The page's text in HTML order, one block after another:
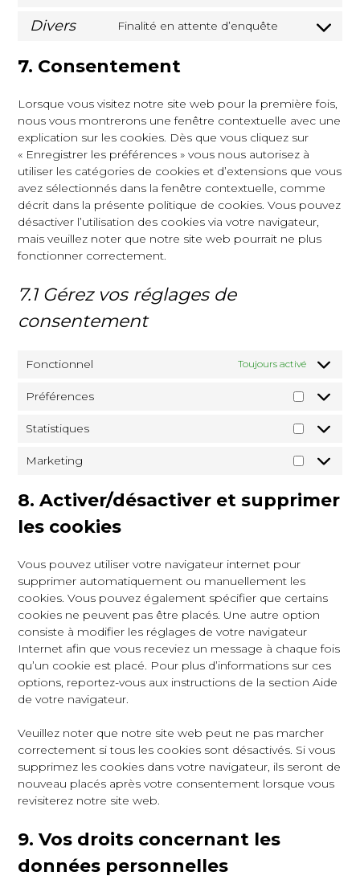
Divers
Finalité en attente d’enquête
7. Consentement
Lorsque vous visitez notre site web pour la première fois,
nous vous montrerons une fenêtre contextuelle avec une
explication sur les cookies. Dès que vous cliquez sur
« Enregistrer les préférences » vous nous autorisez à
utiliser les catégories de cookies et d’extensions que vous
avez sélectionnés dans la fenêtre contextuelle, comme
décrit dans la présente politique de cookies. Vous pouvez
désactiver l’utilisation des cookies via votre navigateur,
mais veuillez noter que notre site web pourrait ne plus
fonctionner correctement.
7.1 Gérez vos réglages de
consentement
Fonctionnel Toujours activé
Préférences
Statistiques
Marketing
8. Activer/désactiver et supprimer
les cookies
Vous pouvez utiliser votre navigateur internet pour
supprimer automatiquement ou manuellement les
cookies. Vous pouvez également spécifier que certains
cookies ne peuvent pas être placés. Une autre option
consiste à modifier les réglages de votre navigateur
Internet afin que vous receviez un message à chaque fois
qu’un cookie est placé. Pour plus d’informations sur ces
options, reportez-vous aux instructions de la section Aide
de votre navigateur.
Veuillez noter que notre site web peut ne pas marcher
correctement si tous les cookies sont désactivés. Si vous
supprimez les cookies dans votre navigateur, ils seront de
nouveau placés après votre consentement lorsque vous
revisiterez notre site web.
9. Vos droits concernant les
données personnelles